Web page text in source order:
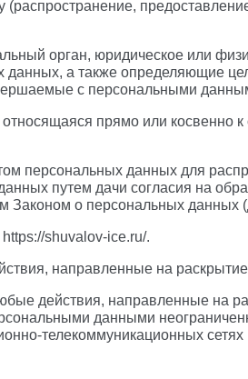
орган, юридическое или
а также определяющие
с персональными
прямо или косвенно
персональных данных для
путем дачи согласия на
Законом о персональных
shuvalov-ice.ru/.
направленные на
действия, направленные на
данными
телекоммуникационных